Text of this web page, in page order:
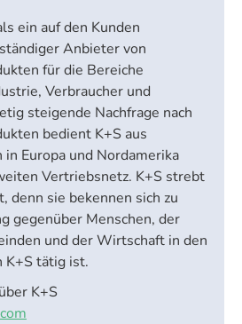
ein auf den Kunden
Anbieter von
für die Bereiche
Verbraucher und
steigende Nachfrage nach
bedient K+S aus
Europa und Nordamerika
Vertriebsnetz. K+S strebt
denn sie bekennen sich zu
gegenüber Menschen, der
und der Wirtschaft in den
K+S tätig ist.
K+S